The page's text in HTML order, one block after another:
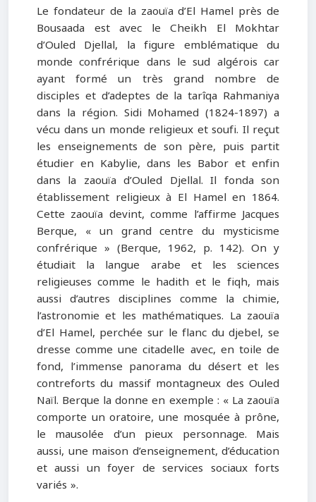
Le fondateur de la zaouïa d’El Hamel près de
Bousaada est avec le Cheikh El Mokhtar
d’Ouled Djellal, la figure emblématique du
monde confrérique dans le sud algérois car
ayant formé un très grand nombre de
disciples et d’adeptes de la tarîqa Rahmaniya
dans la région. Sidi Mohamed (1824-1897) a
vécu dans un monde religieux et soufi. Il reçut
les enseignements de son père, puis partit
étudier en Kabylie, dans les Babor et enfin
dans la zaouïa d’Ouled Djellal. Il fonda son
établissement religieux à El Hamel en 1864.
Cette zaouïa devint, comme l’affirme Jacques
Berque, « un grand centre du mysticisme
confrérique » (Berque, 1962, p. 142). On y
étudiait la langue arabe et les sciences
religieuses comme le hadith et le fiqh, mais
aussi d’autres disciplines comme la chimie,
l’astronomie et les mathématiques. La zaouïa
d’El Hamel, perchée sur le flanc du djebel, se
dresse comme une citadelle avec, en toile de
fond, l’immense panorama du désert et les
contreforts du massif montagneux des Ouled
Naïl. Berque la donne en exemple : « La zaouïa
comporte un oratoire, une mosquée à prône,
le mausolée d’un pieux personnage. Mais
aussi, une maison d’enseignement, d’éducation
et aussi un foyer de services sociaux forts
variés ».